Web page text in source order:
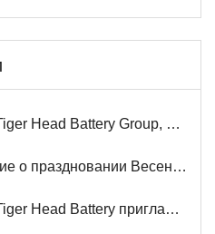
представит свои инновации в области щелочных, автомобильных и свинцово-кислотных аккумуляторов на 139-й Кантонской ярмарке.
фестиваля, организованное компанией Tiger Head Battery Group.
совместную выставку экспортных брендов Китая и Саудовской Аравии 2025 года в Эр-Рияде.